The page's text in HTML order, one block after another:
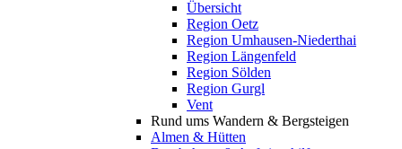
Übersicht
Region Oetz
Region Umhausen-Niederthai
Region Längenfeld
Region Sölden
Region Gurgl
Vent
Rund ums Wandern & Bergsteigen
Almen & Hütten